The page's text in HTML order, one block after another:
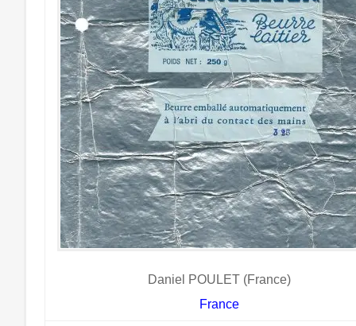
Daniel POULET (France)
France